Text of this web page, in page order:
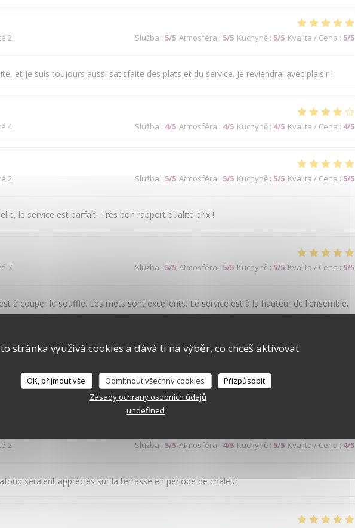
stránka využívá cookies a dává ti na výběr, co chceš aktivovat
OK, přijmout vše Odmítnout všechny cookies
Přizpůsobit
Zásady ochrany osobních údajů
undefined
2 Služba : 5/5 Atmosféra : 5/5 Kuchyně: 5/5 Kvalita / Cena : 5/5
et je suis toujours aussi satisfaite des plats et du service. Je reviendrai avec plaisir !
4 Služba : 4/5 Atmosféra : 4/5 Kuchyně: 4/5 Kvalita / Cena : 4/5
2 Služba : 5/5 Atmosféra : 5/5 Kuchyně: 5/5 Kvalita / Cena : 5/5
le service est parfait. Très bon rapport qualité prix !
7 Služba : 5/5 Atmosféra : 5/5 Kuchyně: 5/5 Kvalita / Cena : 5/5
à couper le souffle. Les mets sont excellents. Le service est à la hauteur de l'ensemble.
Atmosféra Kuchyně
médiocre
2 Služba : 5/5 Atmosféra : 4/5 Kuchyně: 5/5 Kvalita / Cena : 4/5
seraient appréciés sur la terrasse en période de chaleur.